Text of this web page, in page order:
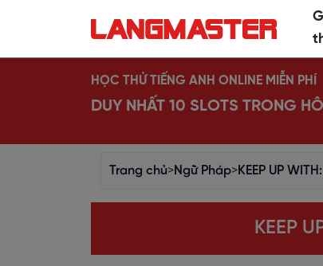
HỌC THỬ TIẾNG ANH ONLINE MIỄN PHÍ
DUY NHẤT 10 SLOTS TRONG
Trang chủ>Ngữ Pháp>KEEP UP
KEEP